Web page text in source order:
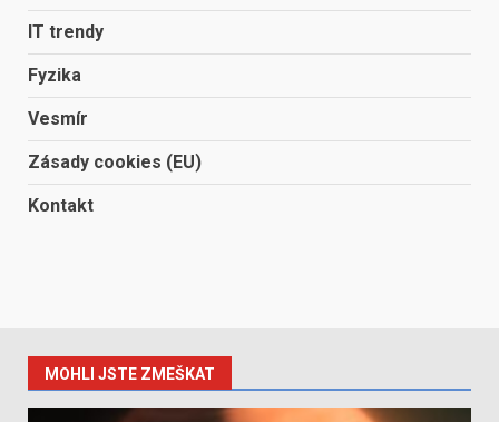
IT trendy
Fyzika
Vesmír
Zásady cookies (EU)
Kontakt
MOHLI JSTE ZMEŠKAT